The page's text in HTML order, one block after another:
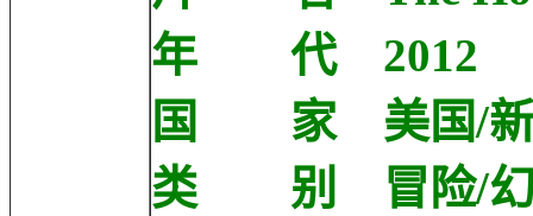
年 代 2012
国 家 美国/新
类 别 冒险/幻